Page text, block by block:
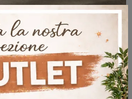
Noah
Con salotti e divani con letto di Twils come il modello Noah in tessuto, potrai ultimare il tuo concept d'arredo.